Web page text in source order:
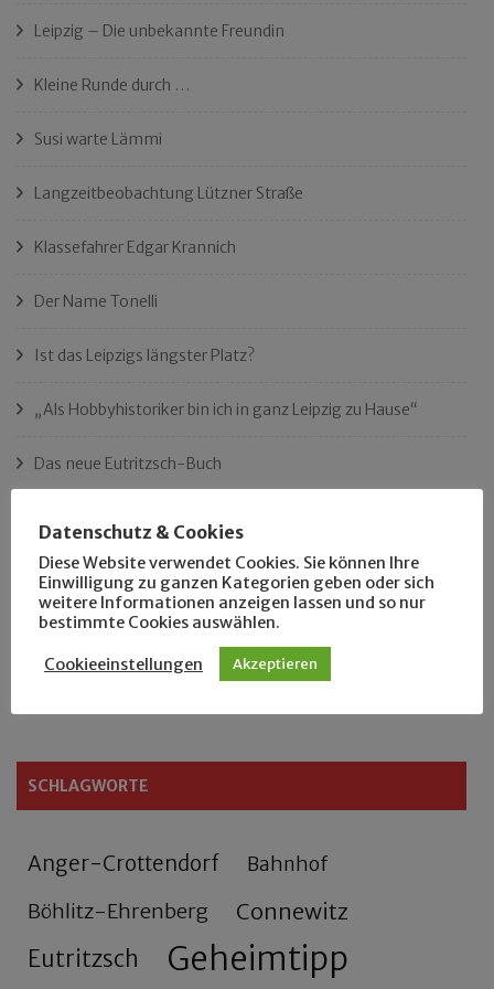
Leipzig – Die unbekannte Freundin
Kleine Runde durch …
Susi warte Lämmi
Langzeitbeobachtung Lützner Straße
Klassefahrer Edgar Krannich
Der Name Tonelli
Ist das Leipzigs längster Platz?
„Als Hobbyhistoriker bin ich in ganz Leipzig zu Hause“
Das neue Eutritzsch-Buch
Rennfahrer in Schönefeld und Zschocher
Zu Fuß durch Anger-Crottendorf
Sammler- und Wanderfreund Hardy
SCHLAGWORTE
Anger-Crottendorf Bahnhof
Böhlitz-Ehrenberg Connewitz
Eutritzsch Geheimtipp
Datenschutz & Cookies
Diese Website verwendet Cookies. Sie können Ihre
Einwilligung zu ganzen Kategorien geben oder sich
weitere Informationen anzeigen lassen und so nur
bestimmte Cookies auswählen.
Cookieeinstellungen Akzeptieren